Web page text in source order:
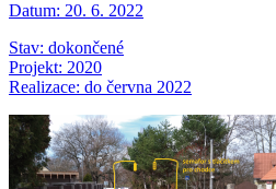
Datum: 20. 6. 2022
Stav: dokončené
Projekt: 2020
Realizace: do června 2022